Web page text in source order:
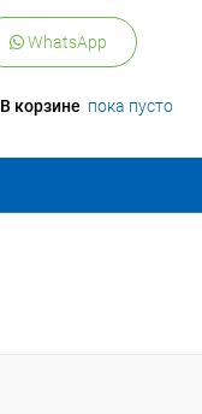
WhatsApp
В корзине пока пусто